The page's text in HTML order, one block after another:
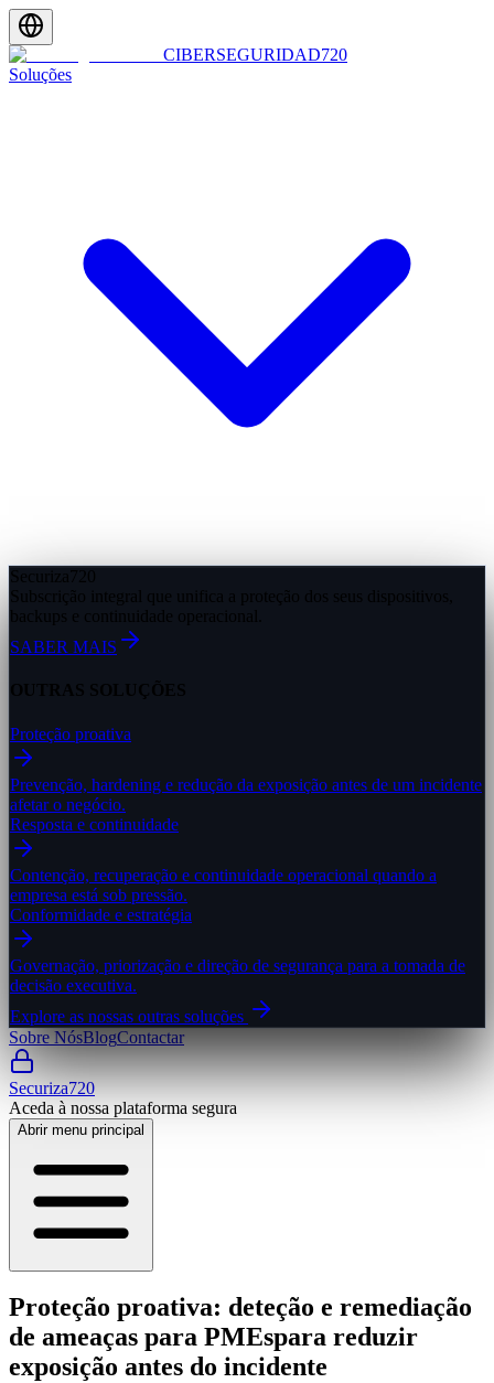
CIBERSEGURIDAD720
Soluções
Securiza720
Subscrição integral que unifica a proteção dos seus dispositivos,
backups e continuidade operacional.
SABER MAIS
OUTRAS SOLUÇÕES
Proteção proativa
Prevenção, hardening e redução da exposição antes de um incidente
afetar o negócio.
Resposta e continuidade
Contenção, recuperação e continuidade operacional quando a
empresa está sob pressão.
Conformidade e estratégia
Governação, priorização e direção de segurança para a tomada de
decisão executiva.
Explore as nossas outras soluções
Sobre NósBlogContactar
Securiza720
Aceda à nossa plataforma segura
Abrir menu principal
Proteção proativa: deteção e remediação
de ameaças para PMEspara reduzir
exposição antes do incidente